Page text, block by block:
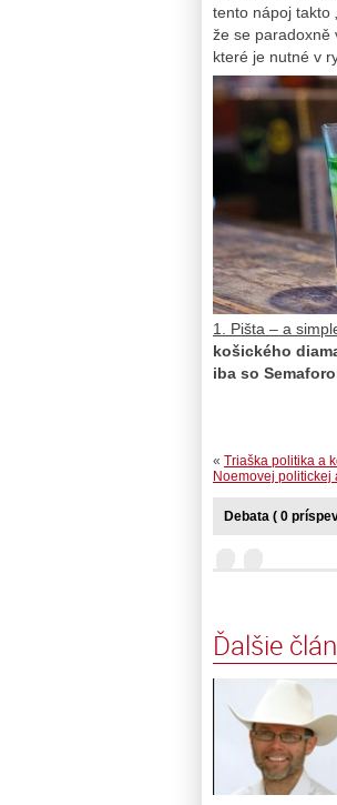
tento nápoj takto
že se paradoxně
které je nutné v
1. Pišta – a
košického
iba so
« Triaška politika a
Noemovej politickej
Debata ( 0
Ďalšie